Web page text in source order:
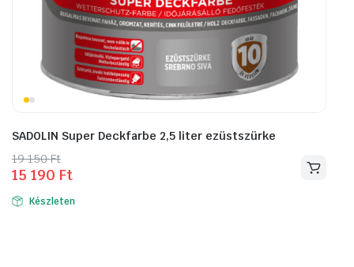
SADOLIN Super Deckfarbe 2,5 liter ezüstszürke
19 150Ft
Original
price
was:
15 190 Ft
Current
price
is: Készleten